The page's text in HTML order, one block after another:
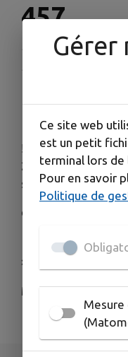
457
Publié le lundi 17
Provence
🚌 🚌 Ligne
‼️ 🚨 Du mercredi
2025 inclus, en
sera interdite pour
⛔️ L’arrêt « LES
🚸 Merci de vous
»
Merci pour votre
Gérer
Ce site web
est un petit
terminal lors de
Pour en savoir
Politique de
Mesure